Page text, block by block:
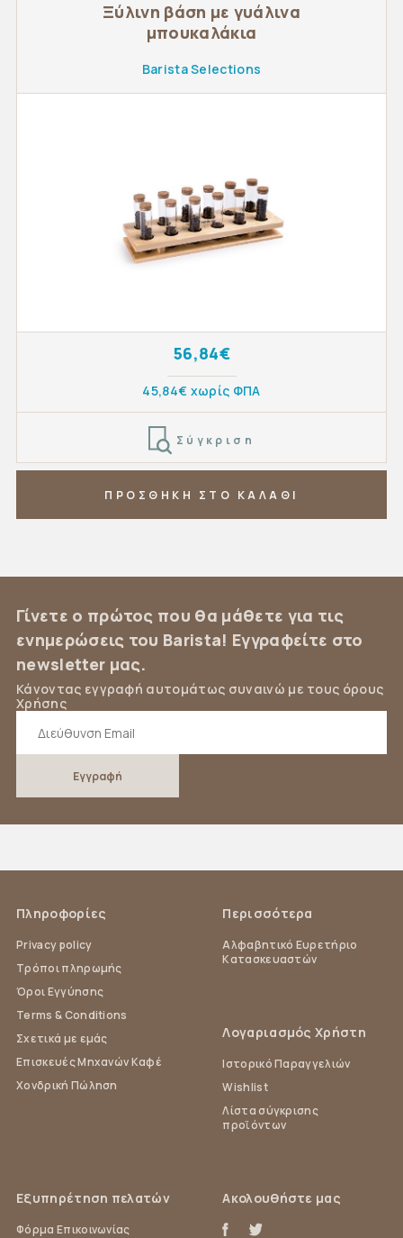
Ξύλινη βάση με γυάλινα
μπουκαλάκια
Barista Selections
56,84€
45,84€ χωρίς ΦΠΑ
Σύγκριση
ΠΡΟΣΘΗΚΗ ΣΤΟ ΚΑΛΑΘΙ
Γίνετε ο πρώτος που θα μάθετε για τις
ενημερώσεις του Barista! Εγγραφείτε στο
newsletter μας.
Κάνοντας εγγραφή αυτομάτως συναινώ με τους όρους
Χρήσης
Πληροφορίες
Privacy policy
Τρόποι πληρωμής
Όροι Εγγύησης
Terms & Conditions
Σχετικά με εμάς
Επισκευές Μηχανών Καφέ
Χονδρική Πώληση
Εξυπηρέτηση πελατών
Φόρμα Επικοινωνίας
Περισσότερα
Αλφαβητικό Ευρετήριο
Κατασκευαστών
Λογαριασμός Χρήστη
Ιστορικό Παραγγελιών
Wishlist
Λίστα σύγκρισης
προϊόντων
Ακολουθήστε μας